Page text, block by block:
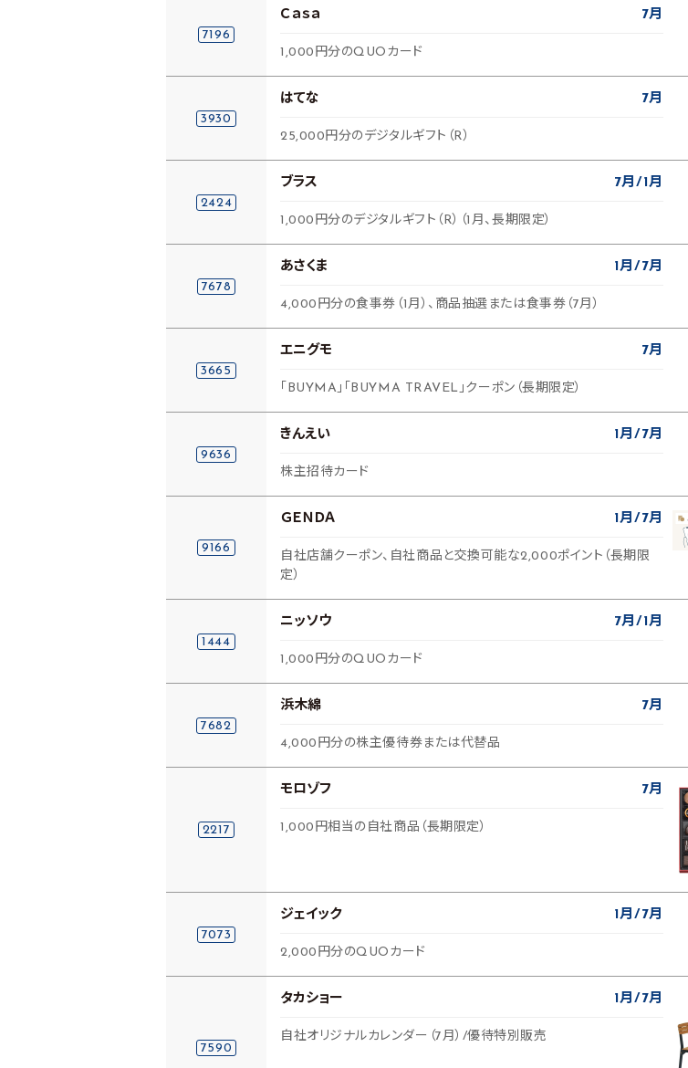
7196
Ｃａｓａ 7月
1,000円分のQUOカード
3930
はてな 7月
25,000円分のデジタルギフト（R）
2424
ブラス 7月 1月
1,000円分のデジタルギフト（R）（1月、長期限定）
7678
あさくま 1月 7月
4,000円分の食事券（1月）、商品抽選または食事券（7月）
3665
エニグモ 7月
「BUYMA」「BUYMA TRAVEL」クーポン（長期限定）
9636
きんえい 1月 7月
株主招待カード
9166
ＧＥＮＤＡ 1月 7月
自社店舗クーポン、自社商品と交換可能な2,000ポイント（長期限
定）
1444
ニッソウ 7月 1月
1,000円分のQUOカード
7682
浜木綿 7月
4,000円分の株主優待券または代替品
2217
モロゾフ 7月
1,000円相当の自社商品（長期限定）
7073
ジェイック 1月 7月
2,000円分のQUOカード
7590
タカショー 1月 7月
自社オリジナルカレンダー（7月）/優待特別販売